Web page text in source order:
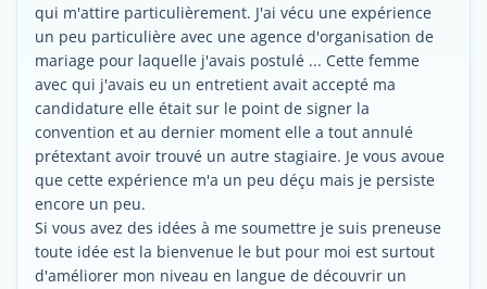
qui m'attire particulièrement. J'ai vécu une expérience
un peu particulière avec une agence d'organisation de
mariage pour laquelle j'avais postulé ... Cette femme
avec qui j'avais eu un entretient avait accepté ma
candidature elle était sur le point de signer la
convention et au dernier moment elle a tout annulé
prétextant avoir trouvé un autre stagiaire. Je vous avoue
que cette expérience m'a un peu déçu mais je persiste
encore un peu.
Si vous avez des idées à me soumettre je suis preneuse
toute idée est la bienvenue le but pour moi est surtout
d'améliorer mon niveau en langue de découvrir un